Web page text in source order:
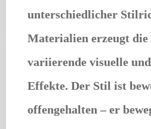
unterschiedlicher
Materialien erzeugt die
variierende visuelle
Effekte. Der Stil ist
offengehalten – er